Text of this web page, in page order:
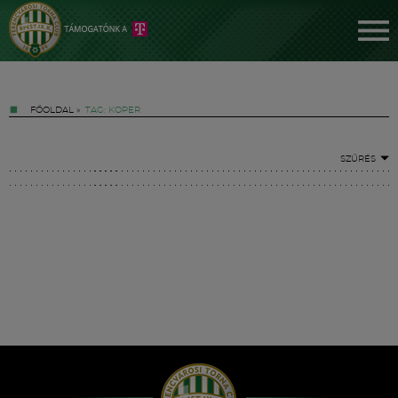
FŐOLDAL » TAG: KOPER
SZŰRÉS
Hírek